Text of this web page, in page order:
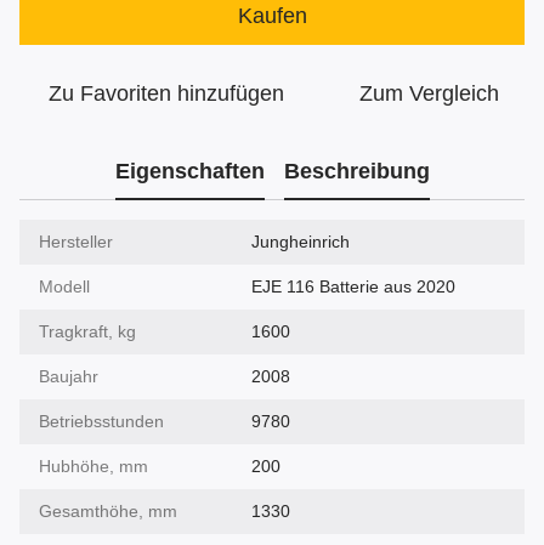
Kaufen
Zu Favoriten hinzufügen Zum Vergleich
Eigenschaften Beschreibung
Hersteller Jungheinrich
Modell EJE 116 Batterie aus 2020
Tragkraft, kg 1600
Baujahr 2008
Betriebsstunden 9780
Hubhöhe, mm 200
Gesamthöhe, mm 1330